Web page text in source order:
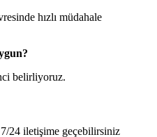
hızlı müdahale
belirliyoruz.
24 iletişime geçebilirsiniz